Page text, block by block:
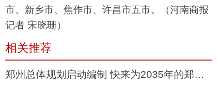
市、新乡市、焦作市、许昌市五市。（河南商报
记者 宋晓珊）
相关推荐
郑州总体规划启动编制 快来为2035年的郑州“画像”